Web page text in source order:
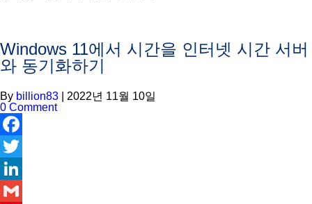
Windows 11에서 시간을 인터넷 시간 서버
와 동기화하기
By billion83
2022년 11월 10일
0 Comment
Facebook
Twitter
LinkedIn